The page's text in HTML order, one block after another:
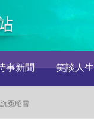
事新聞 笑談人生
冤昭雪